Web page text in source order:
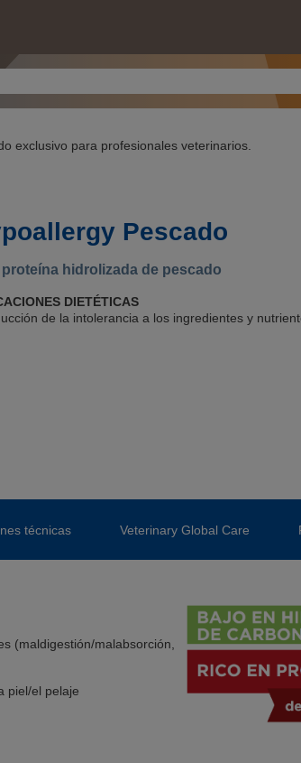
exclusivo para profesionales veterinarios.
Pescado
hidrolizada de pescado
DIETÉTICAS
de la intolerancia a los ingredientes y
técnicas Veterinary Global Care
(maldigestión/malabsorción,
piel/el pelaje